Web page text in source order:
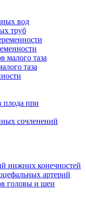
вод
труб
малого таза
таза
плода при
сочленений
нижних конечностей
артерий
головы и шеи